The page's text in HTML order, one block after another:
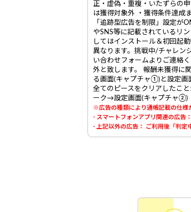
正・虚偽・重複・いたずらの
は獲得対象外 ・獲得条件達成
「追跡型広告を制限」設定が
やSNS等に記載されているリ
してはインストール＆初回起
異なります。挑戦中/チャレン
い合わせフォームよりご連絡
外と致します。 報酬未獲得に
る画面(キャプチャ①)と設定画
全てのピースをクリアしたこ
ーク→設定画面(キャプチャ②)
※広告の種類により通帳記載の仕様
- スマートフォンアプリ関連の広告
- 上記以外の広告： ご利用後「判定